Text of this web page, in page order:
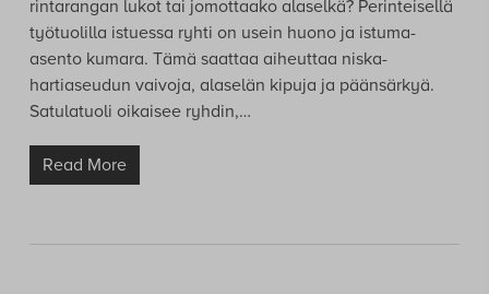
rintarangan lukot tai jomottaako alaselkä? Perinteisellä
työtuolilla istuessa ryhti on usein huono ja istuma-
asento kumara. Tämä saattaa aiheuttaa niska-
hartiaseudun vaivoja, alaselän kipuja ja päänsärkyä.
Satulatuoli oikaisee ryhdin,…
Read More